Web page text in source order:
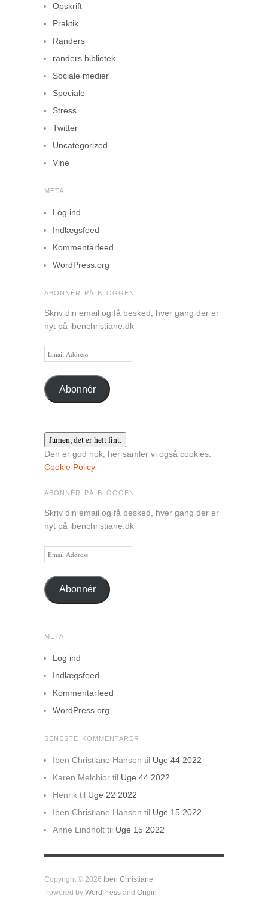
Opskrift
Praktik
Randers
randers bibliotek
Sociale medier
Speciale
Stress
Twitter
Uncategorized
Vine
META
Log ind
Indlægsfeed
Kommentarfeed
WordPress.org
ABONNÉR PÅ BLOGGEN
Skriv din email og få besked, hver gang der er
nyt på ibenchristiane.dk
Email
Address
Abonnér
Den er god nok; her samler vi også cookies.
Cookie Policy
ABONNÉR PÅ BLOGGEN
Skriv din email og få besked, hver gang der er
nyt på ibenchristiane.dk
Email
Address
Abonnér
META
Log ind
Indlægsfeed
Kommentarfeed
WordPress.org
SENESTE KOMMENTARER
Iben Christiane Hansen til Uge 44 2022
Karen Melchior til Uge 44 2022
Henrik til Uge 22 2022
Iben Christiane Hansen til Uge 15 2022
Anne Lindholt til Uge 15 2022
Copyright © 2026 Iben Christiane
Powered by WordPress and Origin